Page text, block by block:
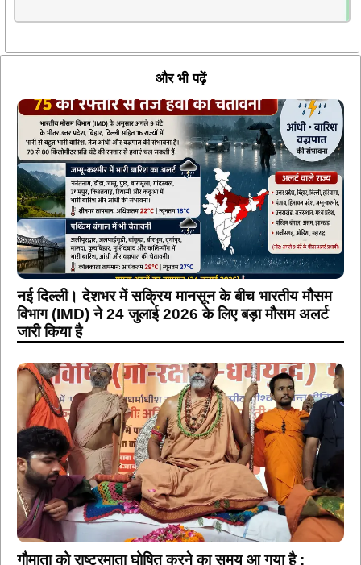
और भी पढ़ें
नई दिल्ली। देशभर में सक्रिय मानसून के बीच भारतीय मौसम
विभाग (IMD) ने 24 जुलाई 2026 के लिए बड़ा मौसम अलर्ट
जारी किया है
गौमाता को राष्ट्रमाता घोषित करने का समय आ गया है :